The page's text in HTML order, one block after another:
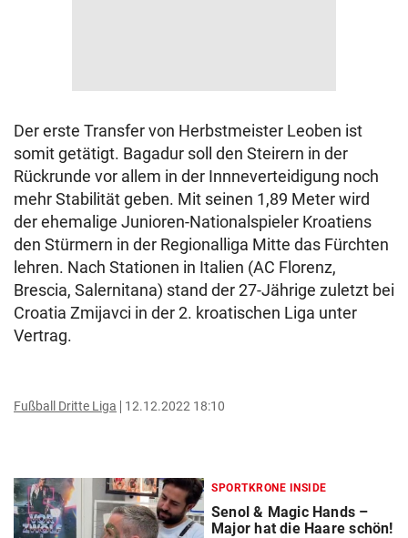
Der erste Transfer von Herbstmeister Leoben ist
somit getätigt. Bagadur soll den Steirern in der
Rückrunde vor allem in der Innneverteidigung noch
mehr Stabilität geben. Mit seinen 1,89 Meter wird
der ehemalige Junioren-Nationalspieler Kroatiens
den Stürmern in der Regionalliga Mitte das Fürchten
lehren. Nach Stationen in Italien (AC Florenz,
Brescia, Salernitana) stand der 27-Jährige zuletzt bei
Croatia Zmijavci in der 2. kroatischen Liga unter
Vertrag.
Fußball Dritte Liga 12.12.2022 18:10
SPORTKRONE INSIDE
Senol & Magic Hands –
Major hat die Haare schön!